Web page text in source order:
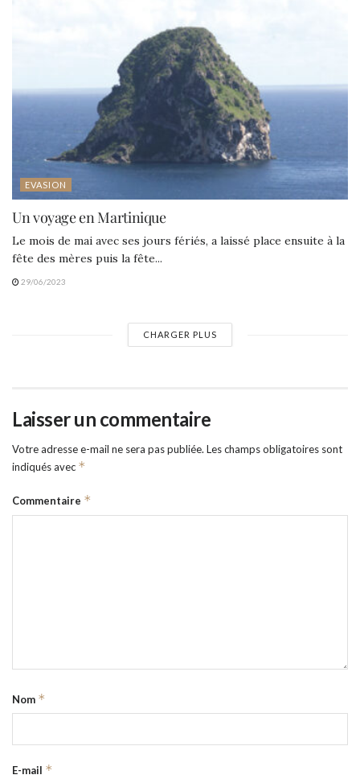
EVASION
Un voyage en Martinique
Le mois de mai avec ses jours fériés, a laissé place ensuite à la
fête des mères puis la fête...
29/06/2023
CHARGER PLUS
Laisser un commentaire
Votre adresse e-mail ne sera pas publiée. Les champs obligatoires sont
indiqués avec *
Commentaire *
Nom *
E-mail *